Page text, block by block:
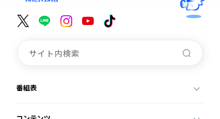
番組表